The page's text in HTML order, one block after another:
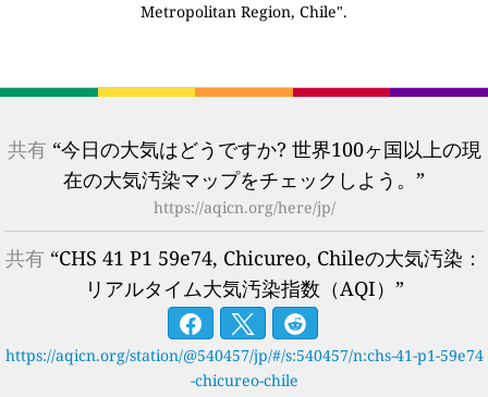
Metropolitan Region, Chile".
共有“今日の大気はどうですか? 世界100ヶ国以上の現
在の大気汚染マップをチェックしよう。”
https://aqicn.org/here/jp/
共有 “CHS 41 P1 59e74, Chicureo, Chileの大気汚染：
リアルタイム大気汚染指数（AQI）”
https://aqicn.org/station/@540457/jp/#/s:540457/n:chs-41-p1-59e74
-chicureo-chile